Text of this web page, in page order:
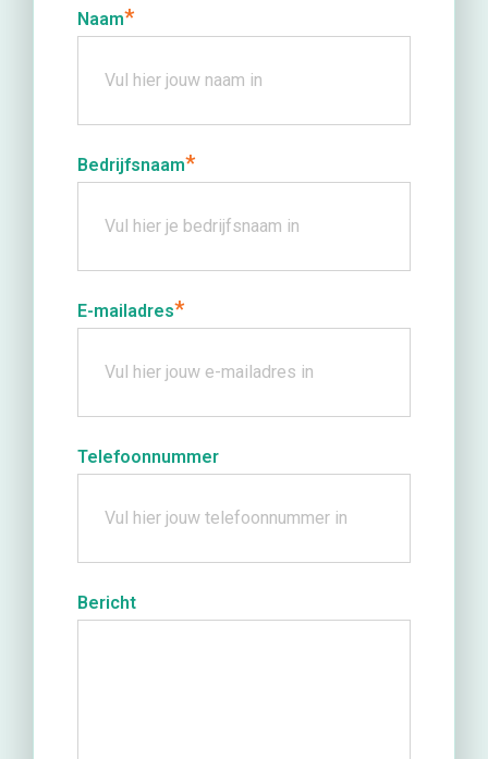
Naam*
Bedrijfsnaam*
E-mailadres*
Telefoonnummer
Bericht